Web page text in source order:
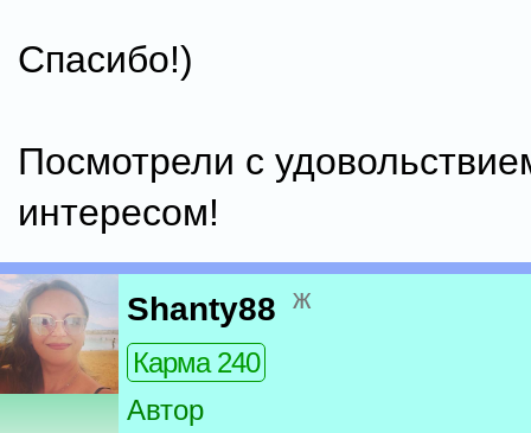
Спасибо!)
Посмотрели с
интересом!
Shanty88 ж
Карма 240
Автор